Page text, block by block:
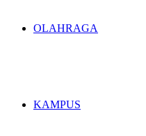
OLAHRAGA
KAMPUS